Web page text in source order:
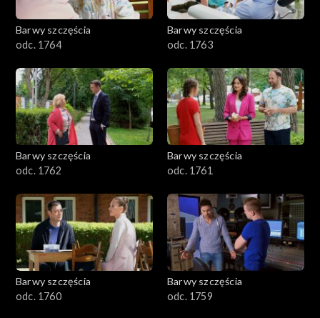
Barwy szczęścia
odc. 1764
Barwy szczęścia
odc. 1763
Barwy szczęścia
odc. 1762
Barwy szczęścia
odc. 1761
Barwy szczęścia
odc. 1760
Barwy szczęścia
odc. 1759